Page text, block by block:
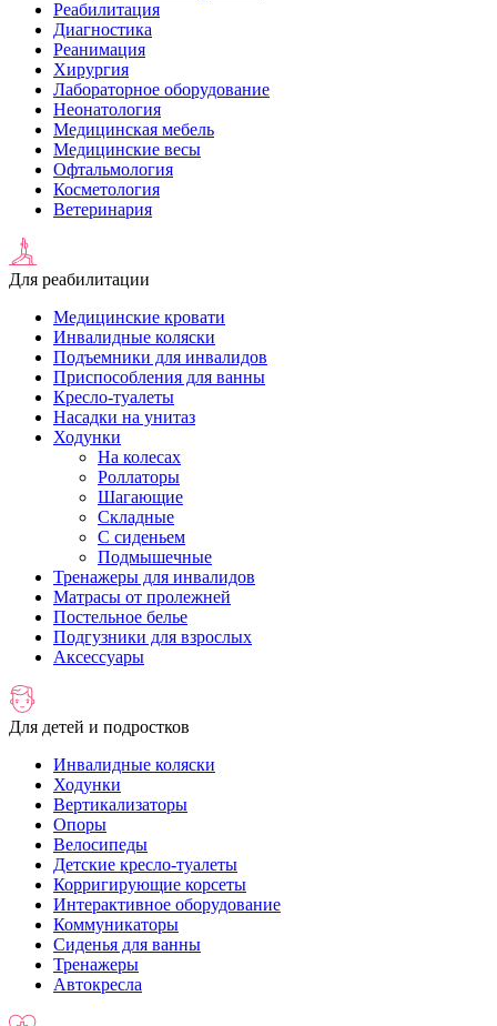
Реабилитация
Диагностика
Реанимация
Хирургия
Лабораторное оборудование
Неонатология
Медицинская мебель
Медицинские весы
Офтальмология
Косметология
Ветеринария
Для реабилитации
Медицинские кровати
Инвалидные коляски
Подъемники для инвалидов
Приспособления для ванны
Кресло-туалеты
Насадки на унитаз
Ходунки
На колесах
Роллаторы
Шагающие
Складные
С сиденьем
Подмышечные
Тренажеры для инвалидов
Матрасы от пролежней
Постельное белье
Подгузники для взрослых
Аксессуары
Для детей и подростков
Инвалидные коляски
Ходунки
Вертикализаторы
Опоры
Велосипеды
Детские кресло-туалеты
Корригирующие корсеты
Интерактивное оборудование
Коммуникаторы
Сиденья для ванны
Тренажеры
Автокресла